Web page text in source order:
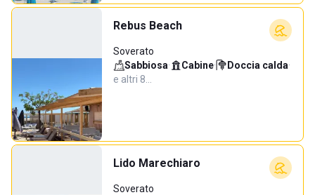
Rebus Beach
Soverato
Sabbiosa· Cabine· Doccia calda·
e altri 8…
Lido Marechiaro
Soverato